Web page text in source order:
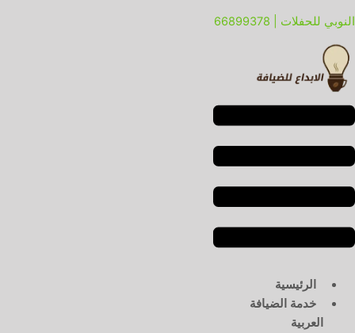
إلى
المحتوى
النوبي للحفلات | 66899378
الرئيسية
خدمة الضيافة
العربية